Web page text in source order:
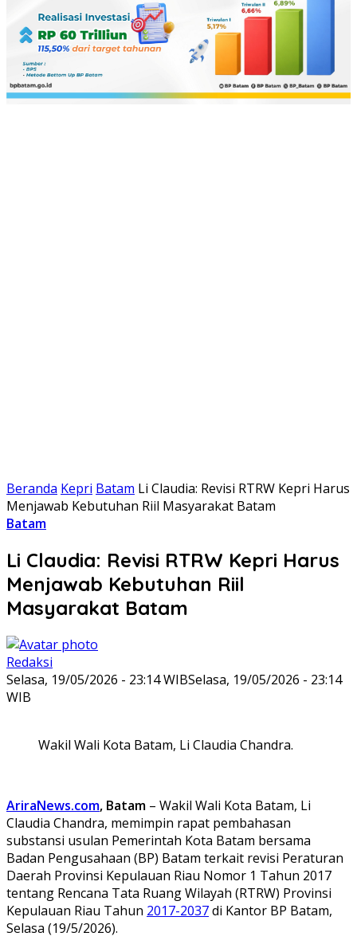
Beranda Kepri Batam Li Claudia: Revisi RTRW Kepri Harus
Menjawab Kebutuhan Riil Masyarakat Batam
Batam
Li Claudia: Revisi RTRW Kepri Harus
Menjawab Kebutuhan Riil
Masyarakat Batam
Redaksi
Selasa, 19/05/2026 - 23:14 WIBSelasa, 19/05/2026 - 23:14
WIB
Wakil Wali Kota Batam, Li Claudia Chandra.
AriraNews.com, Batam – Wakil Wali Kota Batam, Li
Claudia Chandra, memimpin rapat pembahasan
substansi usulan Pemerintah Kota Batam bersama
Badan Pengusahaan (BP) Batam terkait revisi Peraturan
Daerah Provinsi Kepulauan Riau Nomor 1 Tahun 2017
tentang Rencana Tata Ruang Wilayah (RTRW) Provinsi
Kepulauan Riau Tahun 2017-2037di Kantor BP Batam,
Selasa (19/5/2026).